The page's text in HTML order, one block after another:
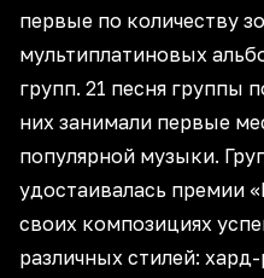
первые по количеству
мультиплатиновых
групп. 21 песня группы
них занимали первые
популярной музыки.
удостаивалась премии
своих композициях
различных стилей: